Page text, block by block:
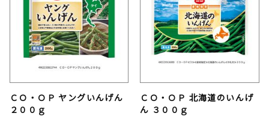
ＣＯ・ＯＰ ヤングいんげん
２００ｇ
ＣＯ・ＯＰ 北海道のいんげ
ん ３００ｇ